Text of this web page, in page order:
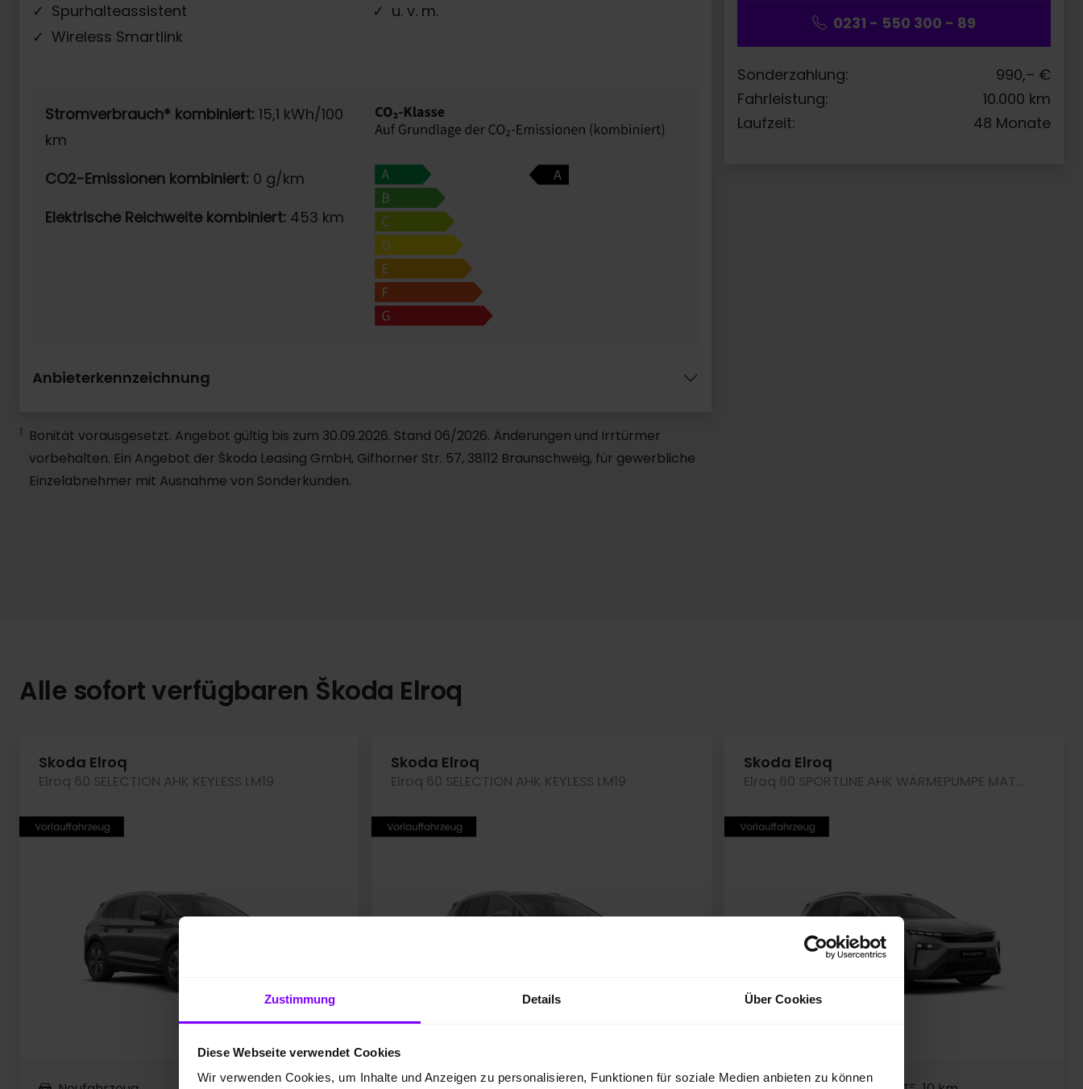
Zustimmung Details Über Cookies
Diese Webseite verwendet Cookies
Wir verwenden Cookies, um Inhalte und Anzeigen zu personalisieren, Funktionen für soziale Medien anbieten zu können
0231 - 550 300 - 89
Sonderzahlung: 990,– €
Fahrleistung:
10.000 km
Laufzeit:
48 Monate
Spurhalteassistent
Wireless Smartlink
u. v. m.
Stromverbrauch* kombiniert: 15,1 kWh/100
km
CO2-Emissionen kombiniert: 0 g/km
Elektrische Reichweite kombiniert: 453 km
Anbieterkennzeichnung
1
Bonität vorausgesetzt. Angebot gültig bis zum 30.09.2026. Stand 06/2026. Änderungen und Irrtürmer
vorbehalten. Ein Angebot der Škoda Leasing GmbH, Gifhorner Str. 57, 38112 Braunschweig, für gewerbliche
Einzelabnehmer mit Ausnahme von Sonderkunden.
Alle sofort verfügbaren Škoda Elroq
Skoda Elroq
Elroq 60 SELECTION AHK KEYLESS LM19
Skoda Elroq
Elroq 60 SELECTION AHK KEYLESS LM19
Skoda Elroq
Elroq 60 SPORTLINE AHK WÄRMEPUMPE MATRIXLED LM20